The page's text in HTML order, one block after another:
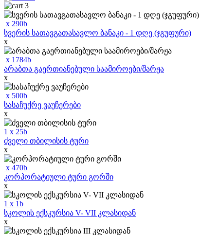
3
x 290b
სვერის სათავგათასავლო ბანაკი - 1 დღე (ჯგუფური)
x
x 1784b
არაბთა გაერთიანებული საამიროები/შარჟა
x
x 500b
სასაჩუქრე ვაუჩერები
x
1 x 25b
ძველი თბილისის ტური
x
x 470b
კორპორატიული ტური გორში
x
1 x 1b
სკოლის ექსკურსია V- VII კლასიდან
x